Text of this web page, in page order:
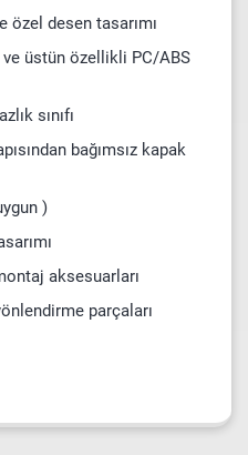
özel desen tasarımı
ve üstün özellikli PC/ABS
sınıfı
bağımsız kapak
)
aksesuarları
parçaları